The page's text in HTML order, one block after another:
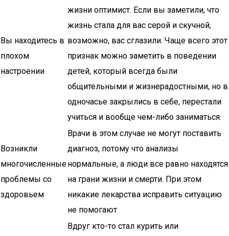
Вы находитесь в
плохом
настроении
жизни оптимист. Если вы заметили, что
жизнь стала для вас серой и скучной,
возможно, вас сглазили. Чаще всего этот
признак можно заметить в поведении
детей, который всегда были
общительными и жизнерадостными, но в
одночасье закрылись в себе, перестали
учиться и вообще чем-либо заниматься.
Возникли
многочисленные
проблемы со
здоровьем
Врачи в этом случае не могут поставить
диагноз, потому что анализы
нормальные, а люди все равно находятся
на грани жизни и смерти. При этом
никакие лекарства исправить ситуацию
не помогают
Вдруг кто-то стал курить или